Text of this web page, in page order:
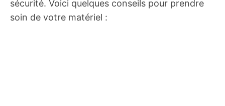
sécurité. Voici quelques conseils pour prendre
soin de votre matériel :